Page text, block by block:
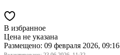
В избранное
Цена не указана
Размещено: 09 февраля 2026, 09:16